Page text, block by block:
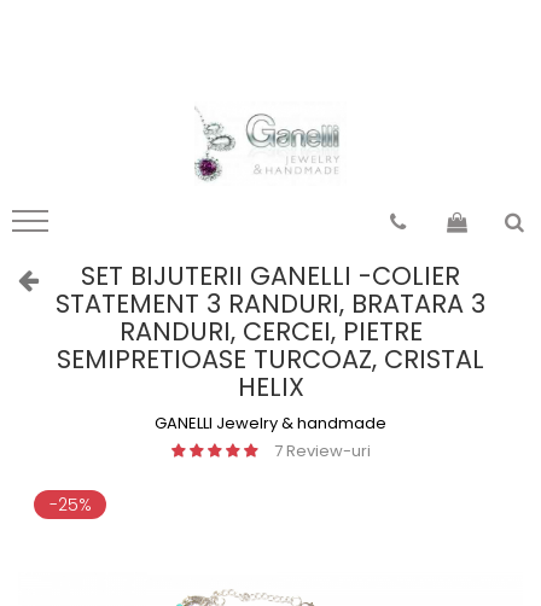
mandale Egipt
mandale Indonezia
mandale Thailanda
mandale Nepal
toate
din Oltenia
din Muntenia
din Dobrogea
toate zonele
SET BIJUTERII GANELLI -COLIER
STATEMENT 3 RANDURI, BRATARA 3
RANDURI, CERCEI, PIETRE
SEMIPRETIOASE TURCOAZ, CRISTAL
HELIX
GANELLI Jewelry & handmade
7 Review-uri
-25%